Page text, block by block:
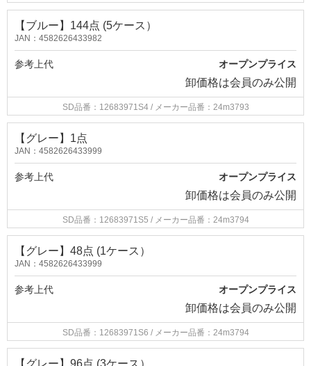
【ブルー】144点 (5ケース）
JAN：4582626433982
参考上代 オープンプライス
卸価格は会員のみ公開
SD品番：12683971S4 / メーカー品番：24m3793
【グレー】1点
JAN：4582626433999
参考上代 オープンプライス
卸価格は会員のみ公開
SD品番：12683971S5 / メーカー品番：24m3794
【グレー】48点 (1ケース）
JAN：4582626433999
参考上代 オープンプライス
卸価格は会員のみ公開
SD品番：12683971S6 / メーカー品番：24m3794
【グレー】96点 (3ケース）